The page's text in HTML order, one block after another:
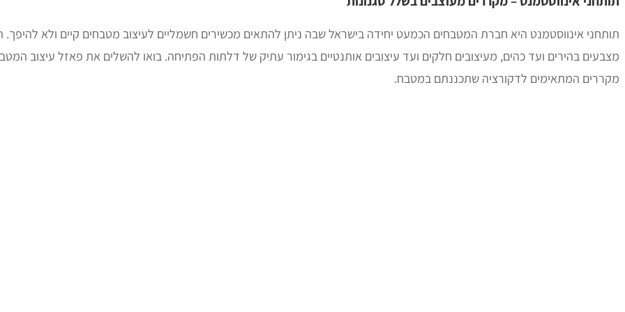
תותחני אינווסטמנט היא חברת המטבחים הכמעט יחידה בישראל שבה ניתן להתאים מכשירים חשמליים לעיצוב מטבחים קיים ולא
מצבעים בהירים ועד כהים, מעיצובים חלקים ועד עיצובים אותנטיים בגימור עתיק של דלתות הפתיחה. בואו להשלים את פאזל עיצוב
מקררים המתאימים לדקורציה שתכננתם במטבח.